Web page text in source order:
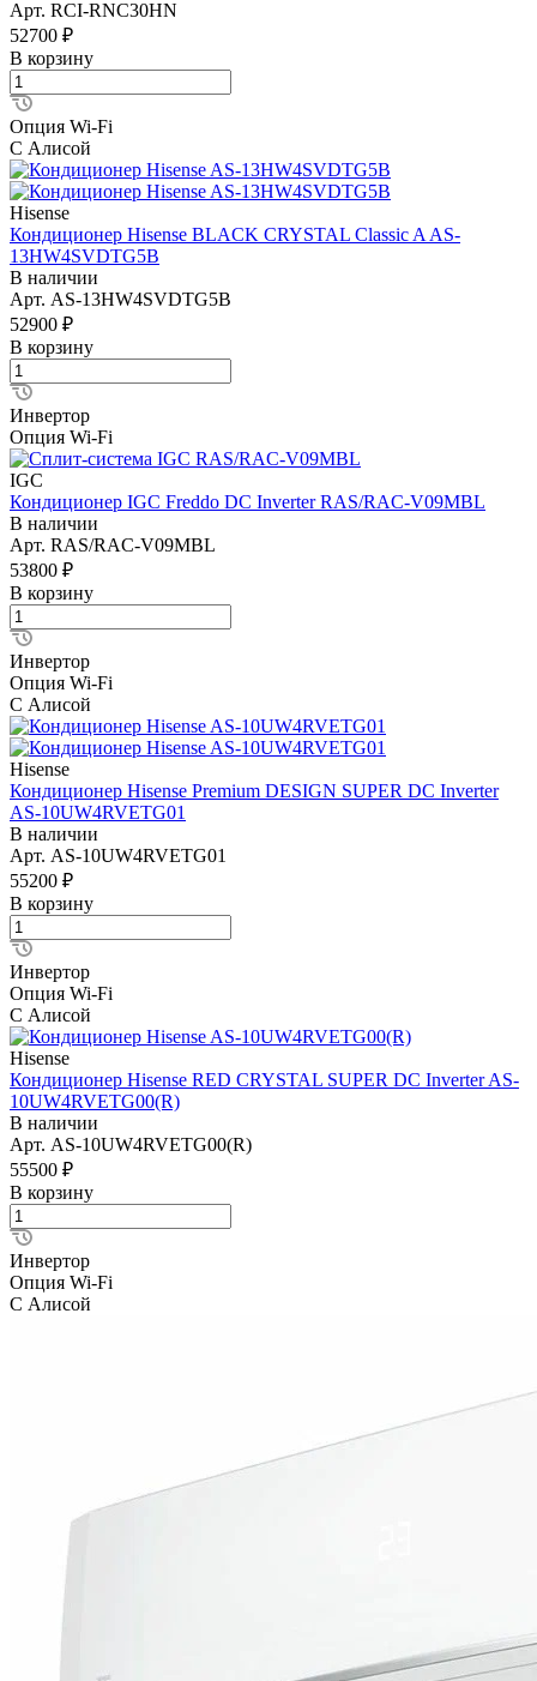
Арт. RCI-RNС30HN
52700 ₽
В корзину
Опция Wi-Fi
С Алисой
Hisense
Кондиционер Hisense BLACK CRYSTAL Classic A AS-
13HW4SVDTG5В
В наличии
Арт. AS-13HW4SVDTG5В
52900 ₽
В корзину
Инвертор
Опция Wi-Fi
IGC
Кондиционер IGC Freddo DC Inverter RAS/RAC-V09MBL
В наличии
Арт. RAS/RAC-V09MBL
53800 ₽
В корзину
Инвертор
Опция Wi-Fi
С Алисой
Hisense
Кондиционер Hisense Premium DESIGN SUPER DC Inverter
AS-10UW4RVETG01
В наличии
Арт. AS-10UW4RVETG01
55200 ₽
В корзину
Инвертор
Опция Wi-Fi
С Алисой
Hisense
Кондиционер Hisense RED CRYSTAL SUPER DC Inverter AS-
10UW4RVETG00(R)
В наличии
Арт. AS-10UW4RVETG00(R)
55500 ₽
В корзину
Инвертор
Опция Wi-Fi
С Алисой